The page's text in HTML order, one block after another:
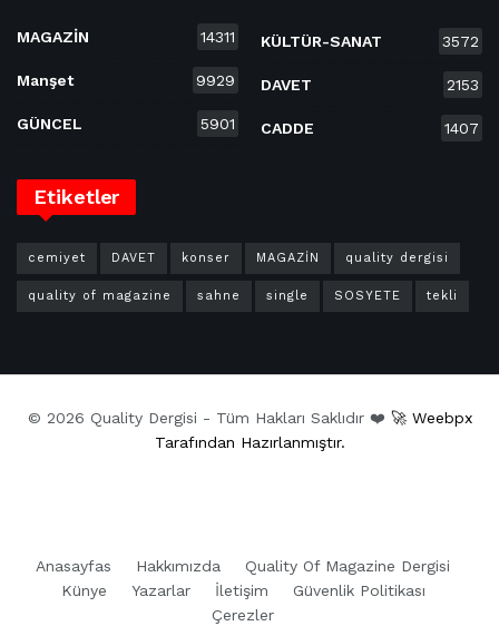
MAGAZİN 14311
Manşet 9929
GÜNCEL 5901
KÜLTÜR-SANAT 3572
DAVET 2153
CADDE 1407
Etiketler
cemiyet DAVET konser MAGAZİN quality dergisi
quality of magazine sahne single SOSYETE tekli
© 2026 Quality Dergisi - Tüm Hakları Saklıdır ❤️ 🚀 Weebpx
Tarafından Hazırlanmıştır.
Anasayfas Hakkımızda
Quality Of Magazine Dergisi
Künye
Yazarlar İletişim
Güvenlik Politikası
Çerezler